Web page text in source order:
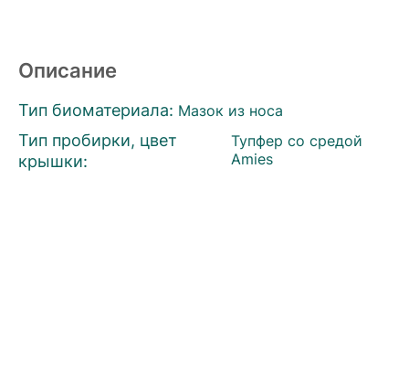
Описание
Тип биоматериала: Мазок из носа
Тип пробирки, цвет
крышки:
Тупфер со средой
Amies